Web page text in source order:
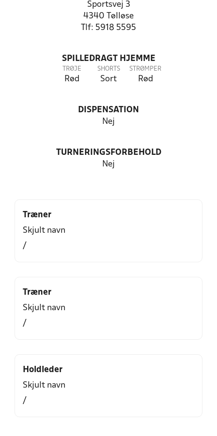
Sportsvej 3
4340 Tølløse
Tlf: 5918 5595
SPILLEDRAGT HJEMME
TRØJE
Rød
SHORTS
Sort
STRØMPER
Rød
DISPENSATION
Nej
TURNERINGSFORBEHOLD
Nej
Træner
Skjult navn
/
Træner
Skjult navn
/
Holdleder
Skjult navn
/